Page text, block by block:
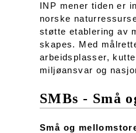
INP mener tiden er
norske
støtte etablering av
skapes. Med
arbeidsplasser,
miljøansvar og
SMBs - Små
Små og